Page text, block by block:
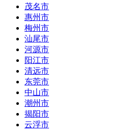
茂名市
惠州市
梅州市
汕尾市
河源市
阳江市
清远市
东莞市
中山市
潮州市
揭阳市
云浮市